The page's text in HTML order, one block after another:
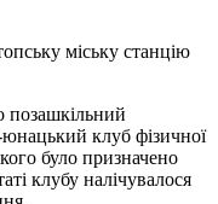
міську станцію
позашкільний
клуб фізичної
було призначено
клубу налічувалося